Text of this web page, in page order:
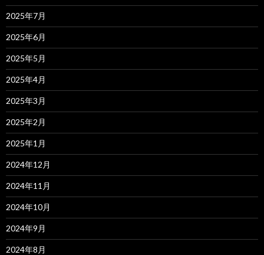
2025年7月
2025年6月
2025年5月
2025年4月
2025年3月
2025年2月
2025年1月
2024年12月
2024年11月
2024年10月
2024年9月
2024年8月